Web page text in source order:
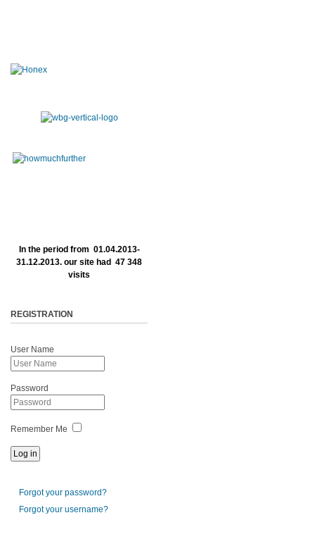
In the period from 01.04.2013-
31.12.2013. our site had 47 348
visits
REGISTRATION
User Name
Password
Remember Me
Forgot your password?
Forgot your username?